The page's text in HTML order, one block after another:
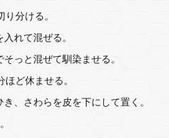
分ける。
れて混ぜる。
っと混ぜて馴染ませる。
ど休ませる。
、さわらを皮を下にして置く。